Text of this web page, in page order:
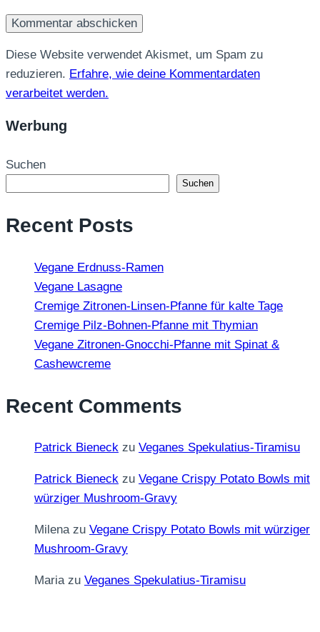
Diese Website verwendet Akismet, um Spam zu
reduzieren. Erfahre, wie deine Kommentardaten
verarbeitet werden.
Werbung
Suchen
Suchen
Recent Posts
Vegane Erdnuss-Ramen
Vegane Lasagne
Cremige Zitronen-Linsen-Pfanne für kalte Tage
Cremige Pilz-Bohnen-Pfanne mit Thymian
Vegane Zitronen-Gnocchi-Pfanne mit Spinat &
Cashewcreme
Recent Comments
Patrick Bieneck zu Veganes Spekulatius-Tiramisu
Patrick Bieneck zu Vegane Crispy Potato Bowls mit
würziger Mushroom-Gravy
Milenazu Vegane Crispy Potato Bowls mit würziger
Mushroom-Gravy
Mariazu Veganes Spekulatius-Tiramisu